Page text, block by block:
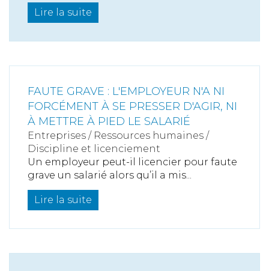
Lire la suite
FAUTE GRAVE : L'EMPLOYEUR N'A NI
FORCÉMENT À SE PRESSER D'AGIR, NI
À METTRE À PIED LE SALARIÉ
Entreprises / Ressources humaines /
Discipline et licenciement
Un employeur peut-il licencier pour faute
grave un salarié alors qu’il a mis...
Lire la suite